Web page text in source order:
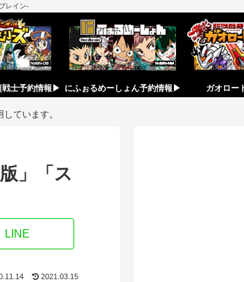
レイン-
戦士予約情報▶︎ にふぉるめーしょん予約情報▶︎ ガオロー
ています。
」「ス
LINE
2021.03.15